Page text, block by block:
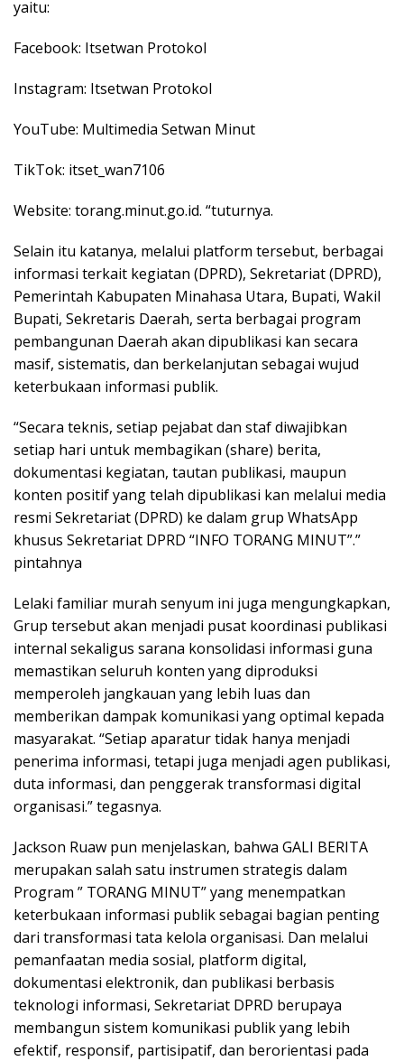
yaitu:
Facebook: Itsetwan Protokol
Instagram: Itsetwan Protokol
YouTube: Multimedia Setwan Minut
TikTok: itset_wan7106
Website: torang.minut.go.id. “tuturnya.
Selain itu katanya, melalui platform tersebut, berbagai
informasi terkait kegiatan (DPRD), Sekretariat (DPRD),
Pemerintah Kabupaten Minahasa Utara, Bupati, Wakil
Bupati, Sekretaris Daerah, serta berbagai program
pembangunan Daerah akan dipublikasi kan secara
masif, sistematis, dan berkelanjutan sebagai wujud
keterbukaan informasi publik.
“Secara teknis, setiap pejabat dan staf diwajibkan
setiap hari untuk membagikan (share) berita,
dokumentasi kegiatan, tautan publikasi, maupun
konten positif yang telah dipublikasi kan melalui media
resmi Sekretariat (DPRD) ke dalam grup WhatsApp
khusus Sekretariat DPRD “INFO TORANG MINUT”.”
pintahnya
Lelaki familiar murah senyum ini juga mengungkapkan,
Grup tersebut akan menjadi pusat koordinasi publikasi
internal sekaligus sarana konsolidasi informasi guna
memastikan seluruh konten yang diproduksi
memperoleh jangkauan yang lebih luas dan
memberikan dampak komunikasi yang optimal kepada
masyarakat. “Setiap aparatur tidak hanya menjadi
penerima informasi, tetapi juga menjadi agen publikasi,
duta informasi, dan penggerak transformasi digital
organisasi.” tegasnya.
Jackson Ruaw pun menjelaskan, bahwa GALI BERITA
merupakan salah satu instrumen strategis dalam
Program ” TORANG MINUT” yang menempatkan
keterbukaan informasi publik sebagai bagian penting
dari transformasi tata kelola organisasi. Dan melalui
pemanfaatan media sosial, platform digital,
dokumentasi elektronik, dan publikasi berbasis
teknologi informasi, Sekretariat DPRD berupaya
membangun sistem komunikasi publik yang lebih
efektif, responsif, partisipatif, dan berorientasi pada